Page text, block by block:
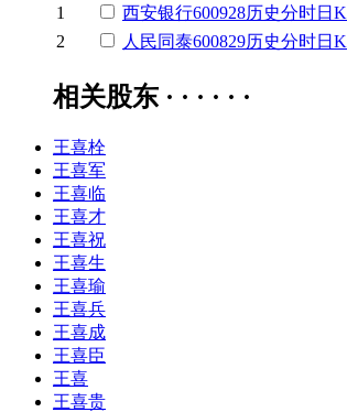
1
西安银行600928历史分时日K
2
人民同泰600829历史分时日K
相关股东 · · · · · ·
王喜栓
王喜军
王喜临
王喜才
王喜祝
王喜生
王喜瑜
王喜兵
王喜成
王喜臣
王喜
王喜贵